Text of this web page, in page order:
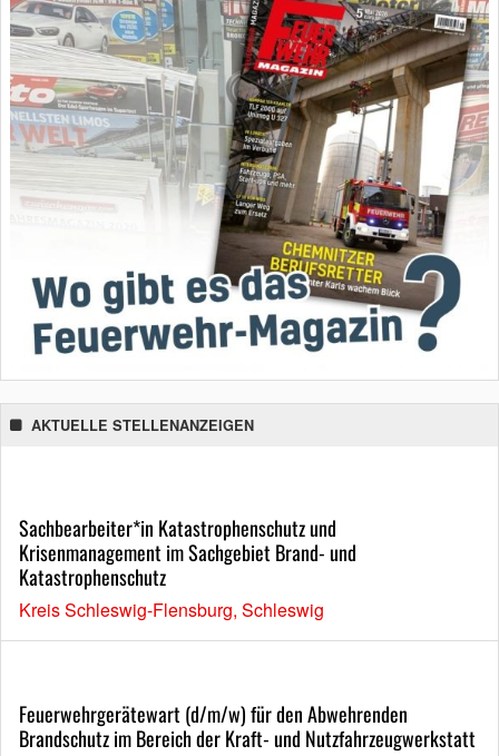
AKTUELLE STELLENANZEIGEN
Sachbearbeiter*in Katastrophenschutz und
Krisenmanagement im Sachgebiet Brand- und
Katastrophenschutz
Kreis Schleswig-Flensburg, Schleswig
Feuerwehrgerätewart (d/m/w) für den Abwehrenden
Brandschutz im Bereich der Kraft- und Nutzfahrzeugwerkstatt